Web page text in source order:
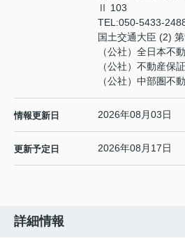
Ⅱ 103
TEL:050-5433-
国土交通大臣 (2)
（公社）全日本不
（公社）不動産保
（公社）中部圏不
情報更新日 2026年08月03日
更新予定日 2026年08月17日
詳細情報